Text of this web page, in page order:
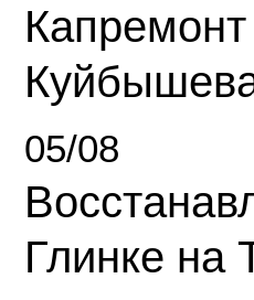
05/08
Глинке на